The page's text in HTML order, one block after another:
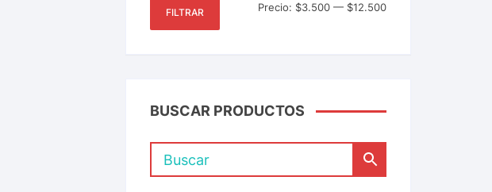
FILTRAR Precio: $3.500 — $12.500
BUSCAR PRODUCTOS